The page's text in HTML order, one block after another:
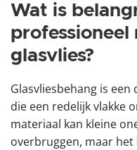
Wat is
professioneel
glasvlies?
Glasvliesbehang is
die een redelijk vlakke
materiaal kan kleine
overbruggen, maar het